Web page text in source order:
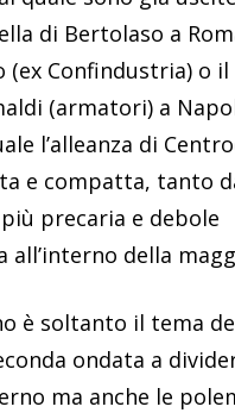
di Bertolaso a
(ex Confindustria) o il
(armatori) a
l’alleanza di
e compatta, tanto
precaria e debole
all’interno della
è soltanto il tema
ondata a
ma anche le